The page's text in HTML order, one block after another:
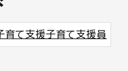
育て支援子育て支援員